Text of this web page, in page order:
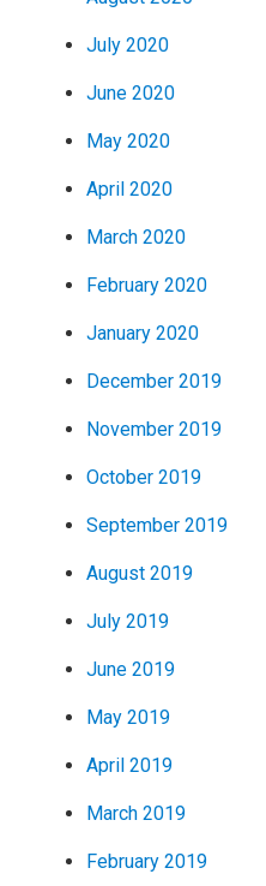
July 2020
June 2020
May 2020
April 2020
March 2020
February 2020
January 2020
December 2019
November 2019
October 2019
September 2019
August 2019
July 2019
June 2019
May 2019
April 2019
March 2019
February 2019